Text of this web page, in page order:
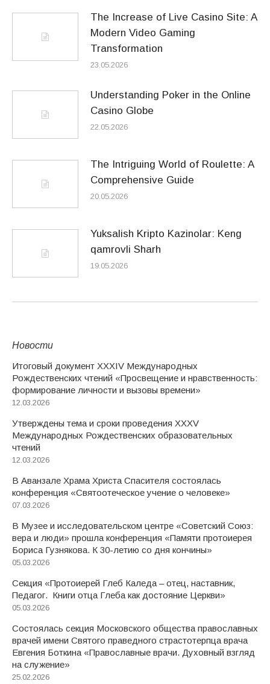
The Increase of Live Casino Site: A
Modern Video Gaming
Transformation
23.05.2026
Understanding Poker in the Online
Casino Globe
22.05.2026
The Intriguing World of Roulette: A
Comprehensive Guide
20.05.2026
Yuksalish Kripto Kazinolar: Keng
qamrovli Sharh
19.05.2026
Новости
Итоговый документ XXХIV Международных
Рождественских чтений «Просвещение и нравственность:
формирование личности и вызовы времени»
12.03.2026
Утверждены тема и сроки проведения XXXV
Международных Рождественских образовательных
чтений
12.03.2026
В Аванзале Храма Христа Спасителя состоялась
конференция «Святоотеческое учение о человеке»
07.03.2026
В Музее и исследовательском центре «Советский Союз:
вера и люди» прошла конференция «Памяти протоиерея
Бориса Гузнякова. К 30-летию со дня кончины»
05.03.2026
Секция «Протоиерей Глеб Каледа – отец, наставник,
Педагог. Книги отца Глеба как достояние Церкви»
05.03.2026
Состоялась секция Московского общества православных
врачей имени Святого праведного страстотерпца врача
Евгения Боткина «Православные врачи. Духовный взгляд
на служение»
25.02.2026